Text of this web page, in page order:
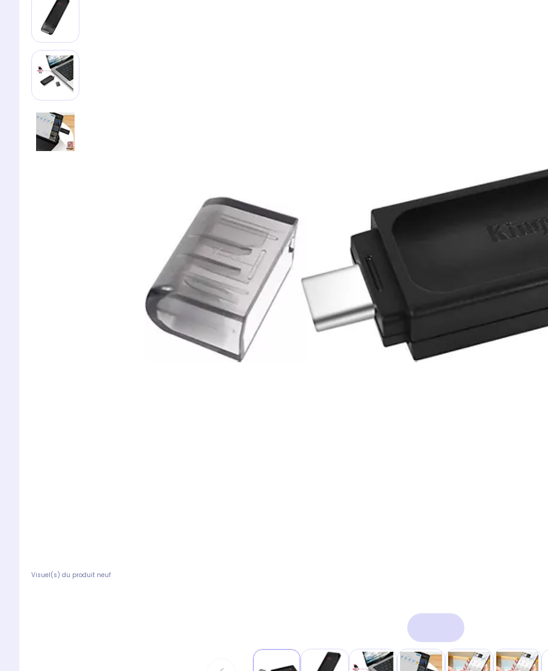
Visuel(s) du produit neuf